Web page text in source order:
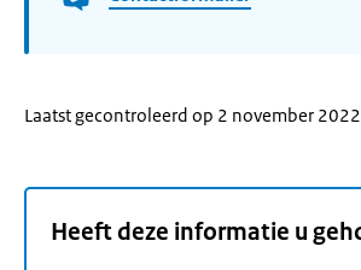
Laatst gecontroleerd op 2 november 2022
Heeft deze informatie u